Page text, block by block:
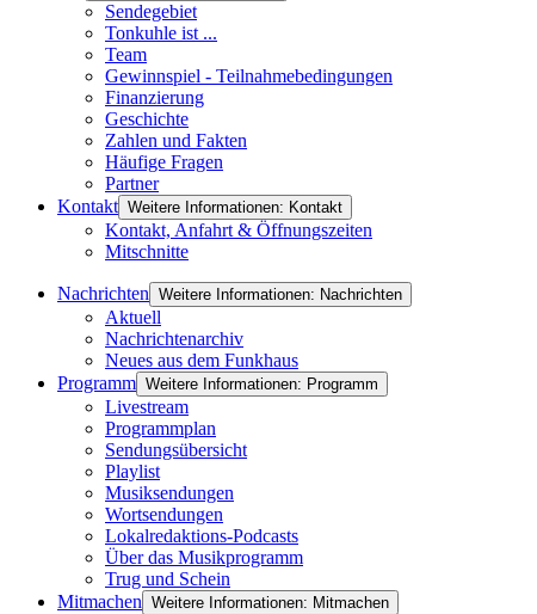
Sendegebiet
Tonkuhle ist ...
Team
Gewinnspiel - Teilnahmebedingungen
Finanzierung
Geschichte
Zahlen und Fakten
Häufige Fragen
Partner
Kontakt Weitere Informationen: Kontakt
Kontakt, Anfahrt & Öffnungszeiten
Mitschnitte
Nachrichten Weitere Informationen: Nachrichten
Aktuell
Nachrichtenarchiv
Neues aus dem Funkhaus
Programm Weitere Informationen: Programm
Livestream
Programmplan
Sendungsübersicht
Playlist
Musiksendungen
Wortsendungen
Lokalredaktions-Podcasts
Über das Musikprogramm
Trug und Schein
Mitmachen Weitere Informationen: Mitmachen